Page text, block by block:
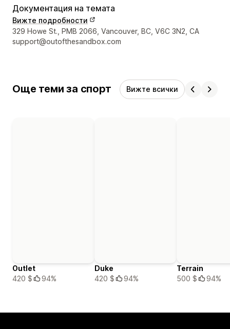
Документация на темата
Вижте подробности
Данни за връзка с дизайнера
329 Howe St., PMB 2066, Vancouver, BC, V6C 3N2, CA
support@outofthesandbox.com
Още теми за спорт Вижте всички
Outlet
420 $
94%
Duke
420 $
94%
Terrain
500 $
94%